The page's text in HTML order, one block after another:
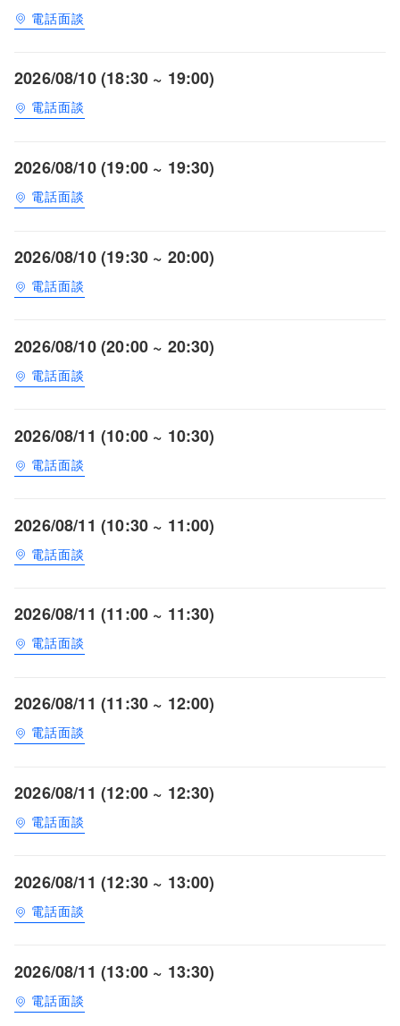
電話面談
2026/08/10 (18:30 ~ 19:00)
電話面談
2026/08/10 (19:00 ~ 19:30)
電話面談
2026/08/10 (19:30 ~ 20:00)
電話面談
2026/08/10 (20:00 ~ 20:30)
電話面談
2026/08/11 (10:00 ~ 10:30)
電話面談
2026/08/11 (10:30 ~ 11:00)
電話面談
2026/08/11 (11:00 ~ 11:30)
電話面談
2026/08/11 (11:30 ~ 12:00)
電話面談
2026/08/11 (12:00 ~ 12:30)
電話面談
2026/08/11 (12:30 ~ 13:00)
電話面談
2026/08/11 (13:00 ~ 13:30)
電話面談